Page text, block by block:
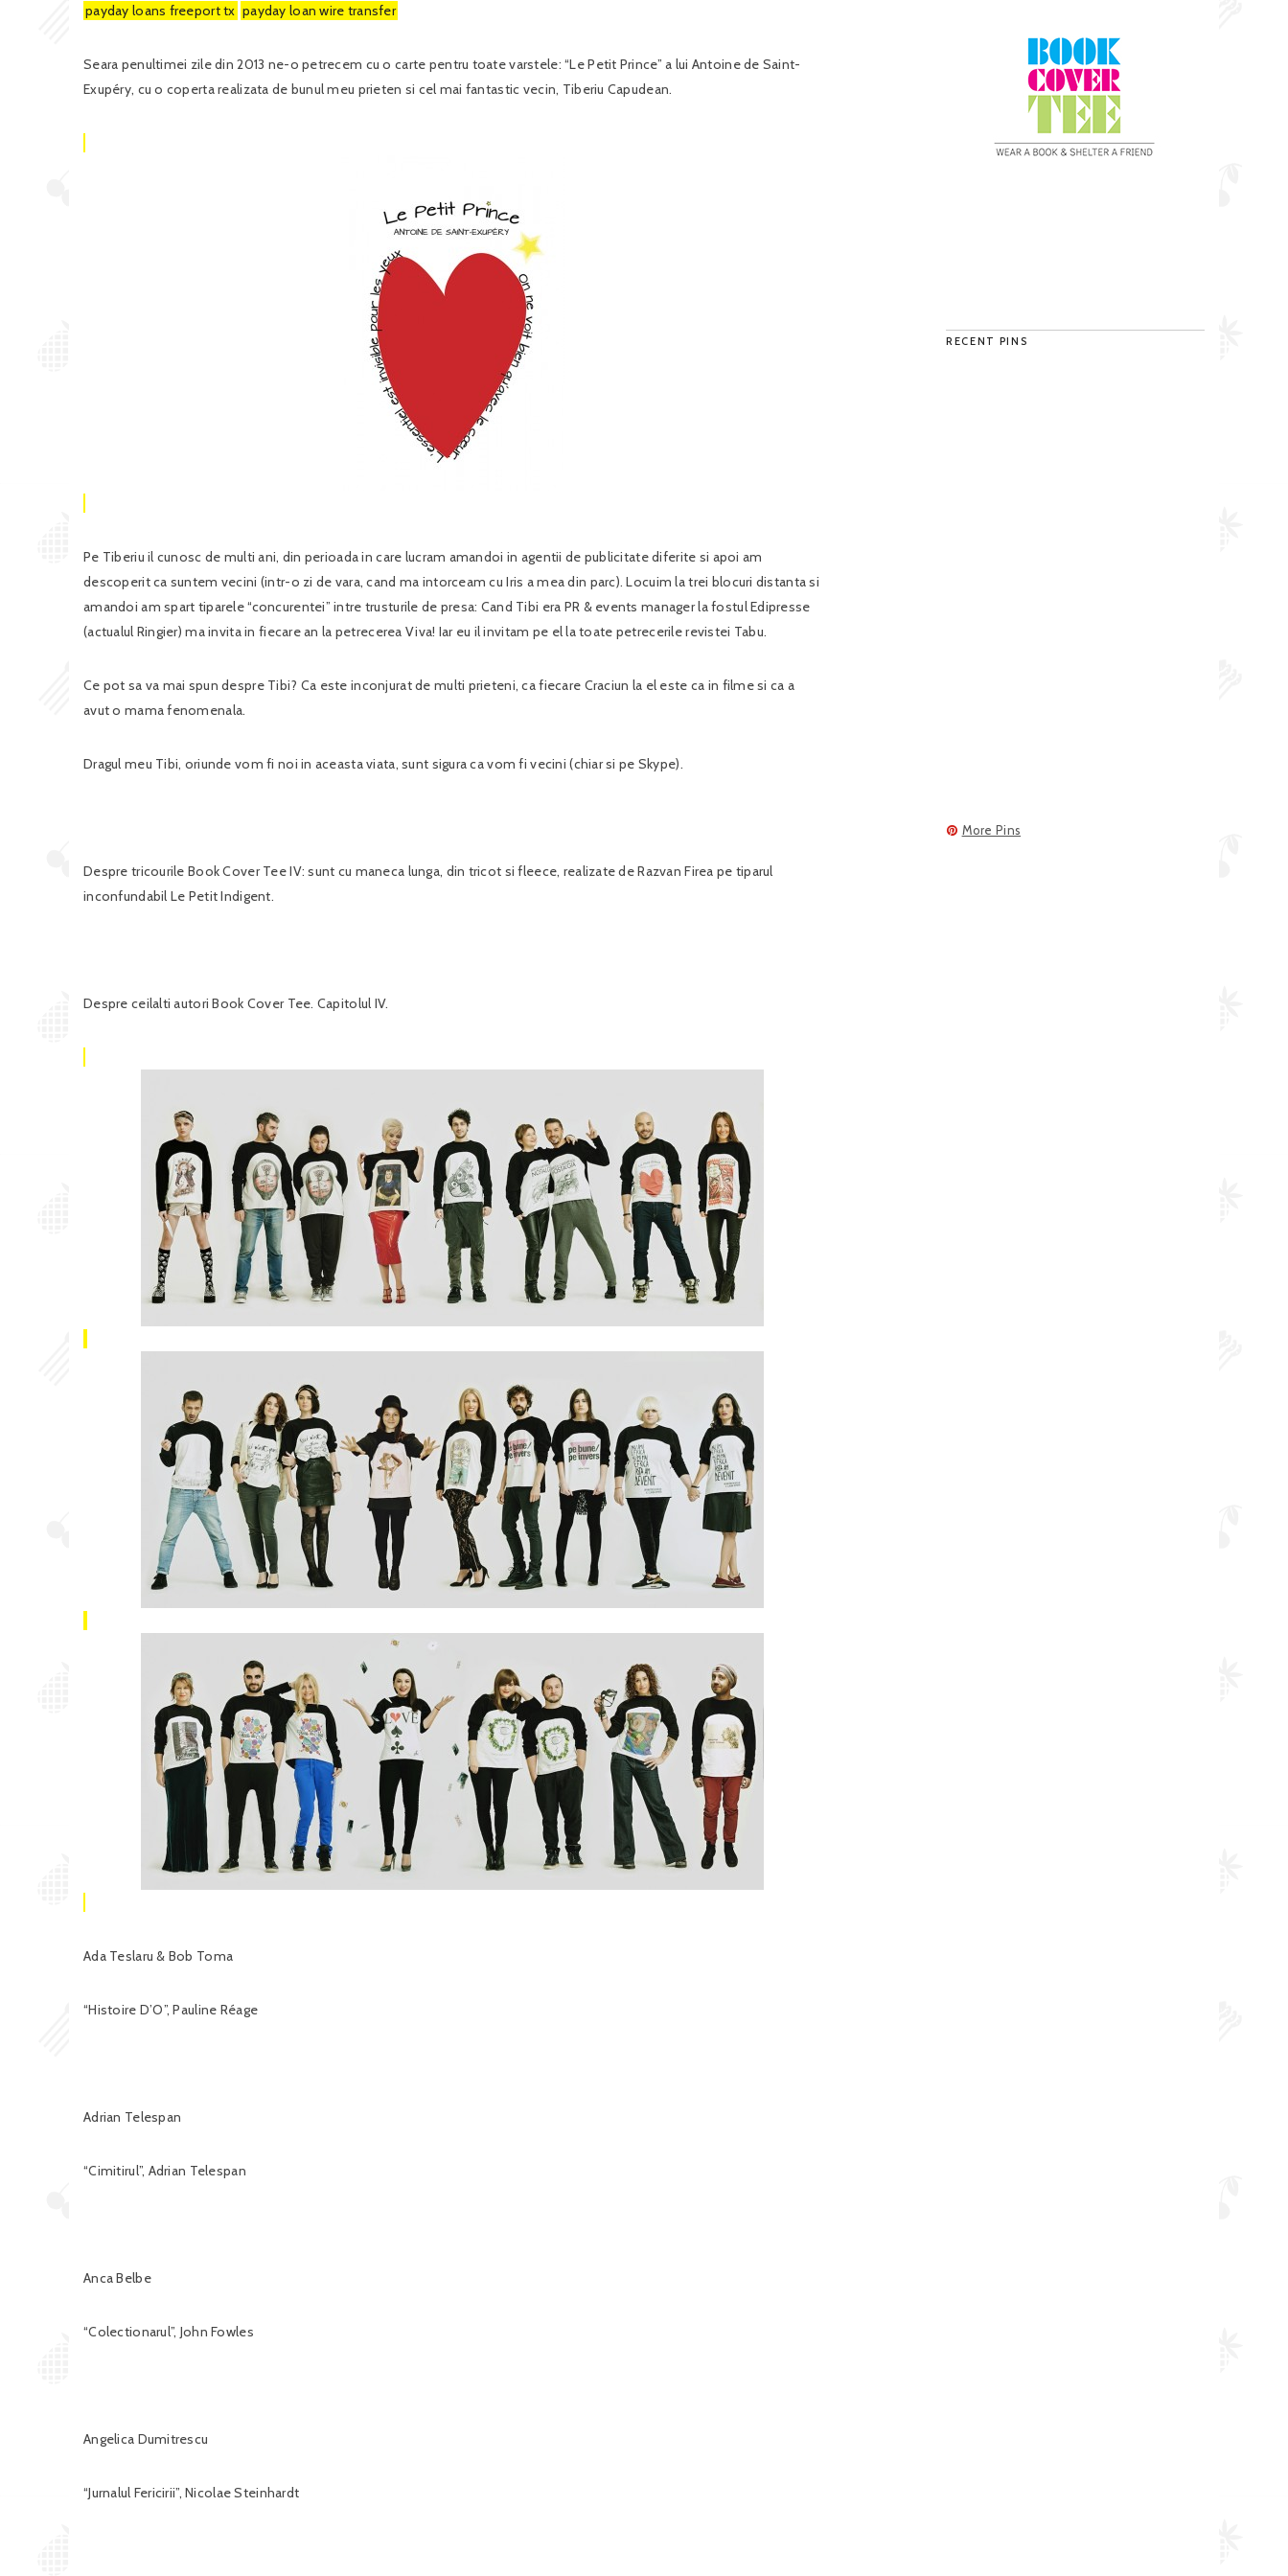
payday loans freeport tx payday loan wire transfer
Seara penultimei zile din 2013 ne-o petrecem cu o carte pentru toate varstele: “Le Petit Prince” a lui Antoine de Saint-
Exupéry, cu o coperta realizata de bunul meu prieten si cel mai fantastic vecin, Tiberiu Capudean.
Pe Tiberiu il cunosc de multi ani, din perioada in care lucram amandoi in agentii de publicitate diferite si apoi am
descoperit ca suntem vecini (intr-o zi de vara, cand ma intorceam cu Iris a mea din parc). Locuim la trei blocuri distanta si
amandoi am spart tiparele “concurentei” intre trusturile de presa: Cand Tibi era PR & events manager la fostul Edipresse
(actualul Ringier) ma invita in fiecare an la petrecerea Viva! Iar eu il invitam pe el la toate petrecerile revistei Tabu.
Ce pot sa va mai spun despre Tibi? Ca este inconjurat de multi prieteni, ca fiecare Craciun la el este ca in filme si ca a
avut o mama fenomenala.
Dragul meu Tibi, oriunde vom fi noi in aceasta viata, sunt sigura ca vom fi vecini (chiar si pe Skype).
Despre tricourile Book Cover Tee IV: sunt cu maneca lunga, din tricot si fleece, realizate de Razvan Firea pe tiparul
inconfundabil Le Petit Indigent.
Despre ceilalti autori Book Cover Tee. Capitolul IV.
Ada Teslaru & Bob Toma
“Histoire D’O”, Pauline Réage
Adrian Telespan
“Cimitirul”, Adrian Telespan
Anca Belbe
“Colectionarul”, John Fowles
Angelica Dumitrescu
“Jurnalul Fericirii”, Nicolae Steinhardt
RECENT PINS
More Pins